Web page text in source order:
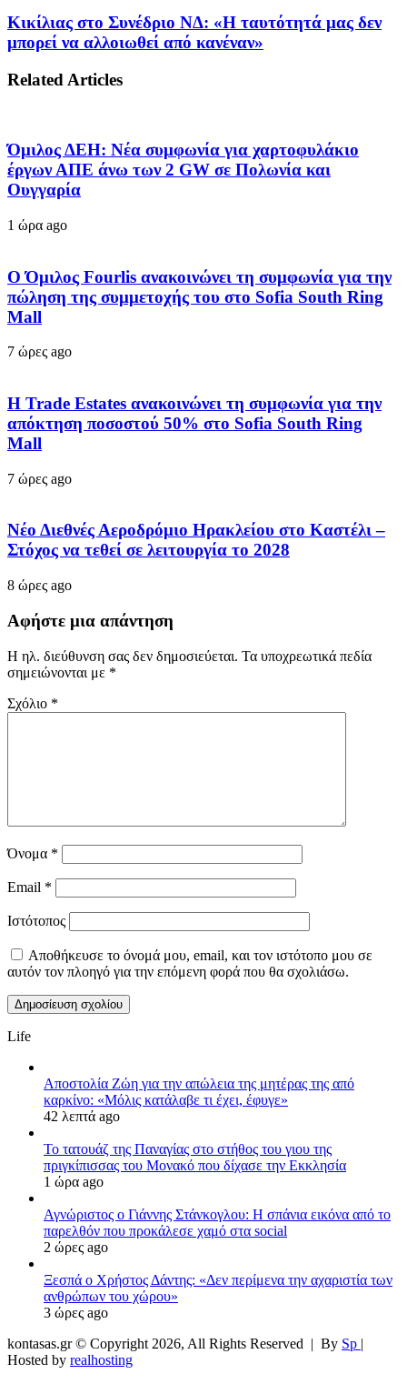
Κικίλιας στο Συνέδριο ΝΔ: «Η ταυτότητά μας δεν
μπορεί να αλλοιωθεί από κανέναν»
Related Articles
Όμιλος ΔΕΗ: Νέα συμφωνία για χαρτοφυλάκιο
έργων ΑΠΕ άνω των 2 GW σε Πολωνία και
Ουγγαρία
1 ώρα ago
Ο Όμιλος Fourlis ανακοινώνει τη συμφωνία για την
πώληση της συμμετοχής του στο Sofia South Ring
Mall
7 ώρες ago
Η Trade Estates ανακοινώνει τη συμφωνία για την
απόκτηση ποσοστού 50% στο Sofia South Ring
Mall
7 ώρες ago
Νέο Διεθνές Αεροδρόμιο Ηρακλείου στο Καστέλι –
Στόχος να τεθεί σε λειτουργία το 2028
8 ώρες ago
Αφήστε μια απάντηση
Η ηλ. διεύθυνση σας δεν δημοσιεύεται. Τα υποχρεωτικά πεδία
σημειώνονται με *
Σχόλιο *
Όνομα *
Email *
Ιστότοπος
Αποθήκευσε το όνομά μου, email, και τον ιστότοπο μου σε
αυτόν τον πλοηγό για την επόμενη φορά που θα σχολιάσω.
Life
Αποστολία Ζώη για την απώλεια της μητέρας της από
καρκίνο: «Μόλις κατάλαβε τι έχει, έφυγε»
42 λεπτά ago
Το τατουάζ της Παναγίας στο στήθος του γιου της
πριγκίπισσας του Μονακό που δίχασε την Εκκλησία
1 ώρα ago
Αγνώριστος ο Γιάννης Στάνκογλου: Η σπάνια εικόνα από το
παρελθόν που προκάλεσε χαμό στα social
2 ώρες ago
Ξεσπά ο Χρήστος Δάντης: «Δεν περίμενα την αχαριστία των
ανθρώπων του χώρου»
3 ώρες ago
kontasas.gr © Copyright 2026, All Rights Reserved | By Sp |
Hosted by realhosting